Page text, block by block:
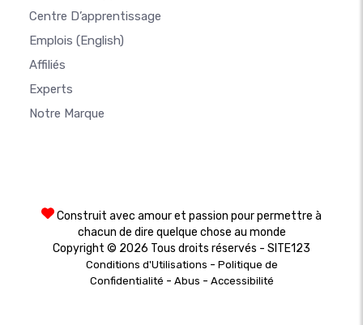
Centre D’apprentissage
Emplois (English)
Affiliés
Experts
Notre Marque
Construit avec amour et passion pour permettre à
chacun de dire quelque chose au monde
Copyright © 2026 Tous droits réservés - SITE123
Conditions d'Utilisations - Politique de
Confidentialité - Abus - Accessibilité